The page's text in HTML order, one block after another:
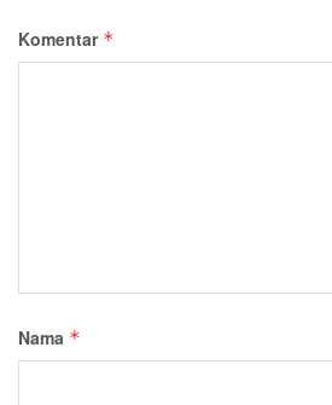
Komentar *
Nama *